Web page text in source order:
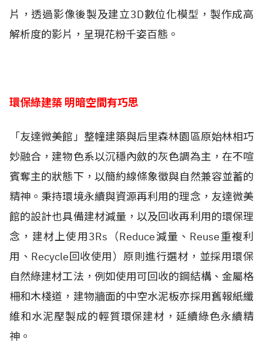
片，透過影像後製及建立3D數位化模型，製作成高
解析度的影片，呈現花粉千姿百態。
環保綠建築 明暗空間有巧思
「友達微美館」整幢建築與后里森林園區原始林相巧
妙融合，建物色系以沉穩內斂的灰色調為主，在不喧
賓奪主的狀態下，以簡約線條象徵與自然兼容並蓄的
精神。秉持環境永續與資源再利用的理念，友達微美
館的設計也具備建材減量，以及回收再利用的環保理
念，建材上使用3Rs（Reduce減量、Reuse重複利
用、Recycle回收使用）原則進行選材，並採用環保
自然綠建材工法，例如使用可回收的鋼結構、金屬格
柵和木棧道，建物牆面的中空水泥板亦採用舊報紙纖
維和水泥壓製成的輕質環保建材，延續綠色永續精
神。